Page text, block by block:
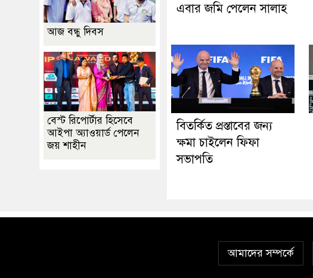
এবার জমি পেলেন সালাহ
বিতর্কিত প্রস্তাবের জন্য
ক্ষমা চাইলেন ফিফা
সভাপতি
আজ বন্ধু দিবস
বেস্ট রিপোর্টার হিসেবে
আইপা অ্যাওয়ার্ড পেলেন
জয় শাহীন
আমাদের সম্পর্কে